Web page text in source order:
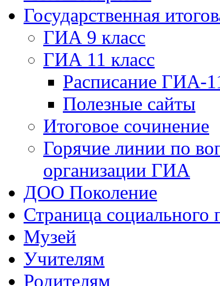
Государственная
ГИА 9 класс
ГИА 11 класс
Расписание ГИА-
Полезные сайты
Итоговое сочинение
Горячие линии по
организации ГИА
ДОО Поколение
Страница социального
Музей
Учителям
Родителям